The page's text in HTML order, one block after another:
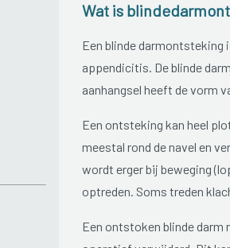
Wat is
Een blinde darmontsteking
appendicitis. De blinde
aanhangsel heeft de vorm
Een ontsteking kan heel
meestal rond de navel en
wordt erger bij beweging
optreden. Soms treden
Een ontstoken blinde darm